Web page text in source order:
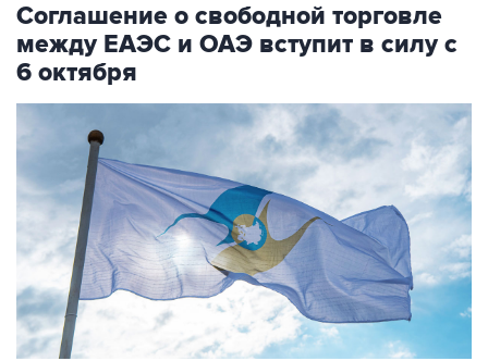
Соглашение о свободной торговле
между ЕАЭС и ОАЭ вступит в силу с
6 октября